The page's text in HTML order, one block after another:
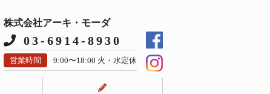
株式会社アーキ・モーダ
03-6914-8930
営業時間 9:00〜18:00 火・水定休